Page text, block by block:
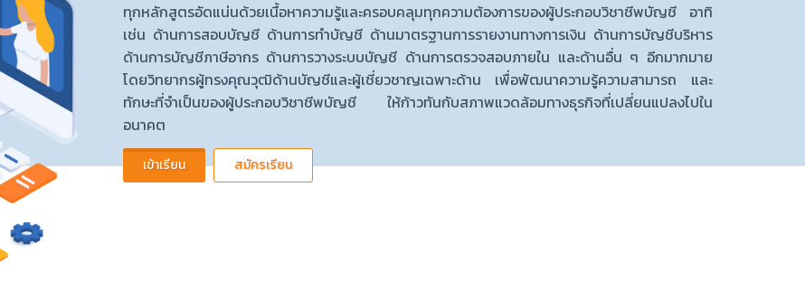
ทุกหลักสูตรอัดแน่นด้วยเนื้อหาความรู้และครอบคลุมทุกความต้องการของผู้ประกอบวิชาชีพบัญชี อาทิ
เช่น ด้านการสอบบัญชี ด้านการทำบัญชี ด้านมาตรฐานการรายงานทางการเงิน ด้านการบัญชีบริหาร
ด้านการบัญชีภาษีอากร ด้านการวางระบบบัญชี ด้านการตรวจสอบภายใน และด้านอื่น ๆ อีกมากมาย
โดยวิทยากรผู้ทรงคุณวุฒิด้านบัญชีและผู้เชี่ยวชาญเฉพาะด้าน เพื่อพัฒนาความรู้ความสามารถ และ
ทักษะที่จำเป็นของผู้ประกอบวิชาชีพบัญชี ให้ก้าวทันกับสภาพแวดล้อมทางธุรกิจที่เปลี่ยนแปลงไปใน
อนาคต
เข้าเรียน สมัครเรียน